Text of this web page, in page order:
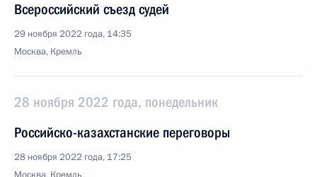
Всероссийский съезд судей
29 ноября 2022 года, 14:35
Москва, Кремль
28 ноября 2022 года, понедельник
Российско-казахстанские переговоры
28 ноября 2022 года, 17:25